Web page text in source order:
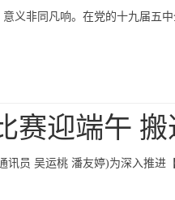
意义非同凡响。在党的十九届五
赛迎端午 搬
讯员 吴运桃 潘友婷)为深入推